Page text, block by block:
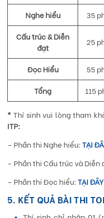
Nghe hiểu
35
Cấu trúc & Diễn
đạt
25
Đọc Hiểu 55
Tổng
115
* Thí sinh vui lòng tham
ITP:
– Phần thi Nghe hiểu:TẠI
– Phần thi Cấu trúc và Diễn
– Phần thi Đọc hiểu:TẠI ĐÂY
5. KẾT QUẢ BÀI THI